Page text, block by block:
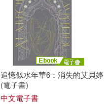
追憶似水年華6：消失的艾貝婷
(電子書)
中文電子書